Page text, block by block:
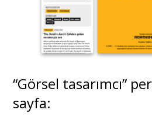
“Görsel tasarımcı”
sayfa: